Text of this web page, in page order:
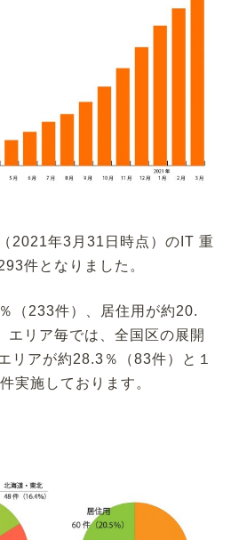
2021年3月31日時点）のIT 重
件となりました。
（233件）、居住用が約20.
エリア毎では、全国区の展開
リアが約28.3％（83件）と１
実施しております。